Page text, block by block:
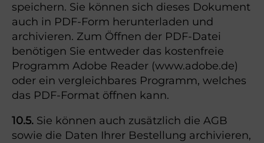
speichern. Sie können sich dieses Dokument
auch in PDF-Form herunterladen und
archivieren. Zum Öffnen der PDF-Datei
benötigen Sie entweder das kostenfreie
Programm Adobe Reader (www.adobe.de)
oder ein vergleichbares Programm, welches
das PDF-Format öffnen kann.
10.5. Sie können auch zusätzlich die AGB
sowie die Daten Ihrer Bestellung archivieren,